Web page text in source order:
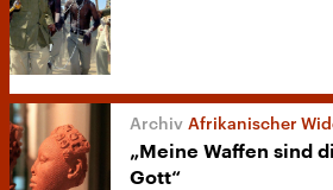
Afrikanischer
„Meine Waffen sind
Gott“